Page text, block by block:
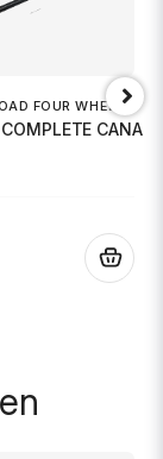
FOUR WHEEL
CANAM